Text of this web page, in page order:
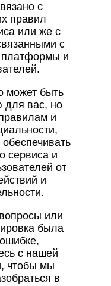
с
правил
или же с
с
платформы и
может быть
для вас, но
и
сервиса и
от
и
или
была
с нашей
чтобы мы
в